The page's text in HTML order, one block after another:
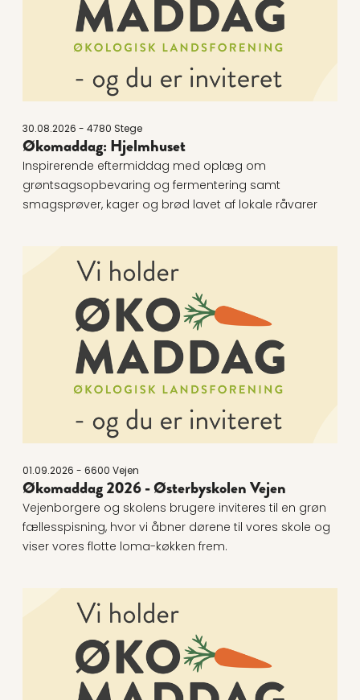
30.08.2026 - 4780 Stege
Økomaddag: Hjelmhuset
Inspirerende eftermiddag med oplæg om
grøntsagsopbevaring og fermentering samt
smagsprøver, kager og brød lavet af lokale råvarer
01.09.2026 - 6600 Vejen
Økomaddag 2026 - Østerbyskolen Vejen
Vejenborgere og skolens brugere inviteres til en grøn
fællesspisning, hvor vi åbner dørene til vores skole og
viser vores flotte loma-køkken frem.